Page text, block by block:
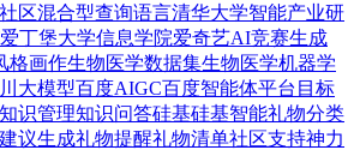
区混合型查询语言清华大学智能产业研
爱丁堡大学信息学院爱奇艺AI竞赛生成
格画作生物医学数据集生物医学机器学
大模型百度AIGC百度智能体平台 目标
知识管理知识问答硅基硅基智能礼物分类
议生成礼物提醒礼物清单社区支持神力